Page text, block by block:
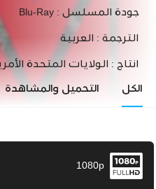
جودة المسلسل : Blu-Ray
الترجمة : العربية
انتاج : الولايات المتحدة
الكل التحميل والمشاهدة
1080p